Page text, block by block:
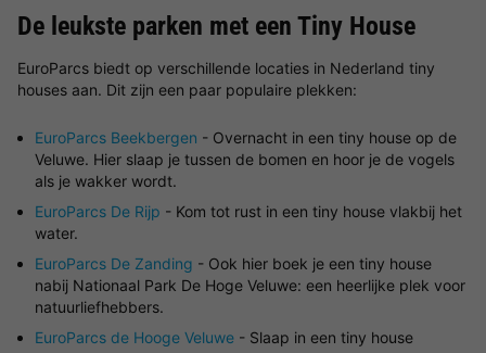
De leukste parken met een Tiny House
EuroParcs biedt op verschillende locaties in Nederland tiny
houses aan. Dit zijn een paar populaire plekken:
EuroParcs Beekbergen - Overnacht in een tiny house op de
Veluwe. Hier slaap je tussen de bomen en hoor je de vogels
als je wakker wordt.
EuroParcs De Rijp - Kom tot rust in een tiny house vlakbij het
water.
EuroParcs De Zanding - Ook hier boek je een tiny house
nabij Nationaal Park De Hoge Veluwe: een heerlijke plek voor
natuurliefhebbers.
EuroParcs de Hooge Veluwe - Slaap in een tiny house